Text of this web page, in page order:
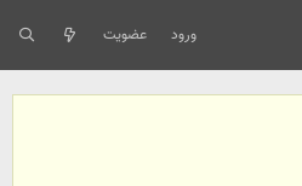
ورود عضویت